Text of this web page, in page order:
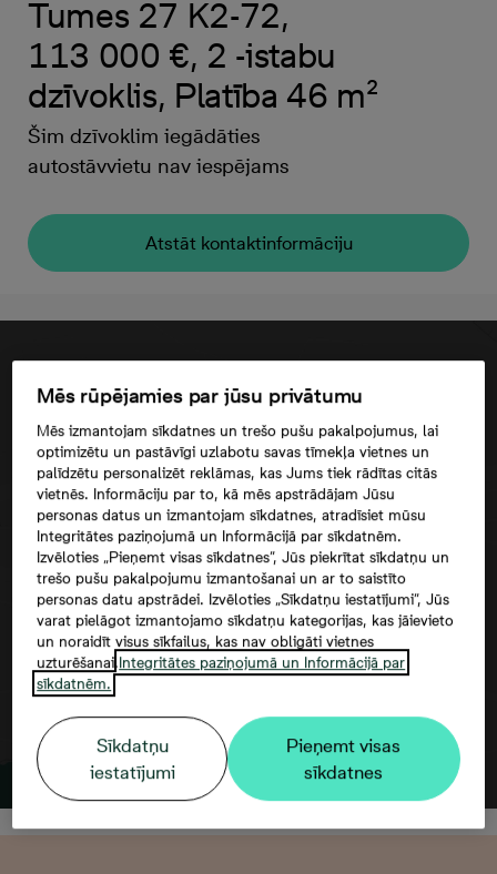
Tumes 27 K2-72,
113 000 €, 2 -istabu
dzīvoklis, Platība 46 m²
Šim dzīvoklim iegādāties
autostāvvietu nav iespējams
Atstāt kontaktinformāciju
Google maps trešās puses datu
izmantošana
Mēs rūpējamies par jūsu privātumu
Mēs izmantojam sīkdatnes un trešo pušu pakalpojumus, lai
optimizētu un pastāvīgi uzlabotu savas tīmekļa vietnes un
palīdzētu personalizēt reklāmas, kas Jums tiek rādītas citās
vietnēs. Informāciju par to, kā mēs apstrādājam Jūsu
personas datus un izmantojam sīkdatnes, atradīsiet mūsu
Integritātes paziņojumā un Informācijā par sīkdatnēm.
Izvēloties „Pieņemt visas sīkdatnes”, Jūs piekrītat sīkdatņu un
trešo pušu pakalpojumu izmantošanai un ar to saistīto
personas datu apstrādei. Izvēloties „Sīkdatņu iestatījumi”, Jūs
varat pielāgot izmantojamo sīkdatņu kategorijas, kas jāievieto
un noraidīt visus sīkfailus, kas nav obligāti vietnes
uzturēšanai.Integritātes paziņojumā un Informācijā par
sīkdatnēm.
Sīkdatņu
iestatījumi
Pieņemt visas
sīkdatnes